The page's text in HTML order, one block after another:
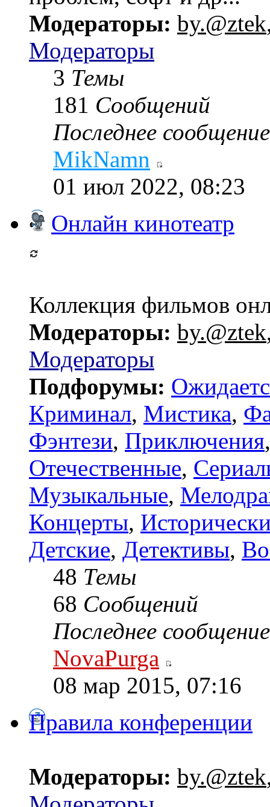
Модераторы: by.@ztek
Модераторы
3 Темы
181 Сообщений
Последнее сообщение
MikNamn
01 июл 2022, 08:23
Онлайн кинотеатр
Коллекция фильмов
Модераторы: by.@ztek
Модераторы
Подфорумы:
Криминал, Мистика,
Фэнтези, Приключения
Отечественные,
Музыкальные,
Концерты,
Детские, Детективы,
48 Темы
68 Сообщений
Последнее сообщение
NovaPurga
08 мар 2015, 07:16
Правила конференции
Модераторы: by.@ztek